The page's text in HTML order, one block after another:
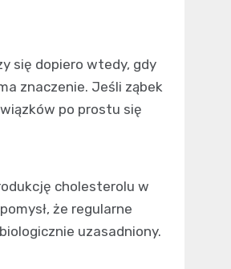
się dopiero wtedy, gdy
znaczenie. Jeśli ząbek
po prostu się
cholesterolu w
że regularne
uzasadniony.